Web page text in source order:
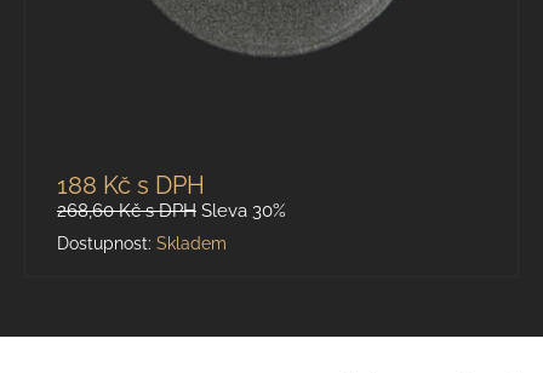
188 Kč s DPH
268,60 Kčs DPH Sleva 30%
Dostupnost: Skladem